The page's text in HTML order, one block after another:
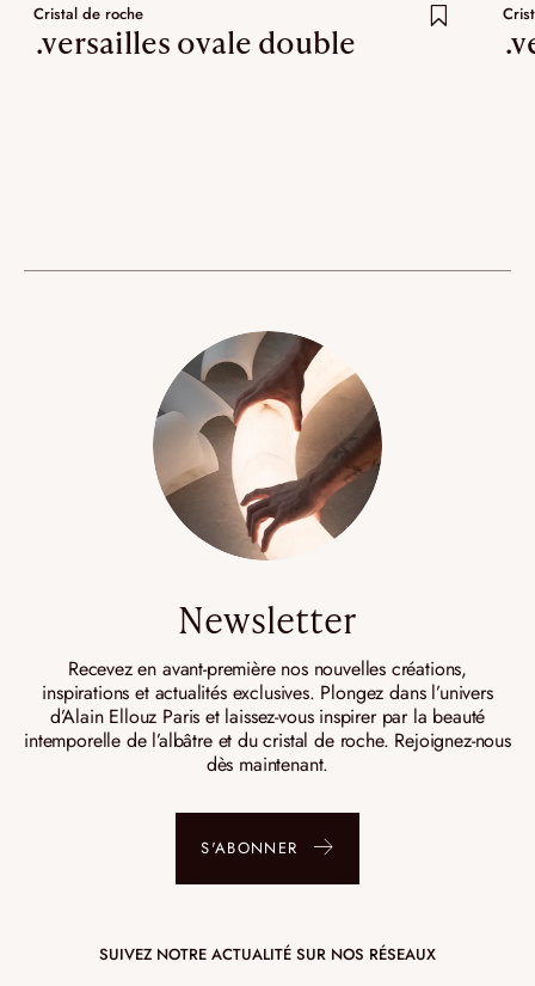
Cristal de roche
.versailles ovale double
Newsletter
Recevez en avant-première nos nouvelles créations,
inspirations et actualités exclusives. Plongez dans l’univers
d’Alain Ellouz Paris et laissez-vous inspirer par la beauté
intemporelle de l’albâtre et du cristal de roche. Rejoignez-nous
dès maintenant.
S'ABONNER
SUIVEZ NOTRE ACTUALITÉ SUR NOS RÉSEAUX